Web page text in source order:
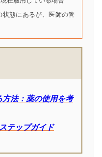
態にあるが、医師の管
法：薬の使用を考
テップガイド